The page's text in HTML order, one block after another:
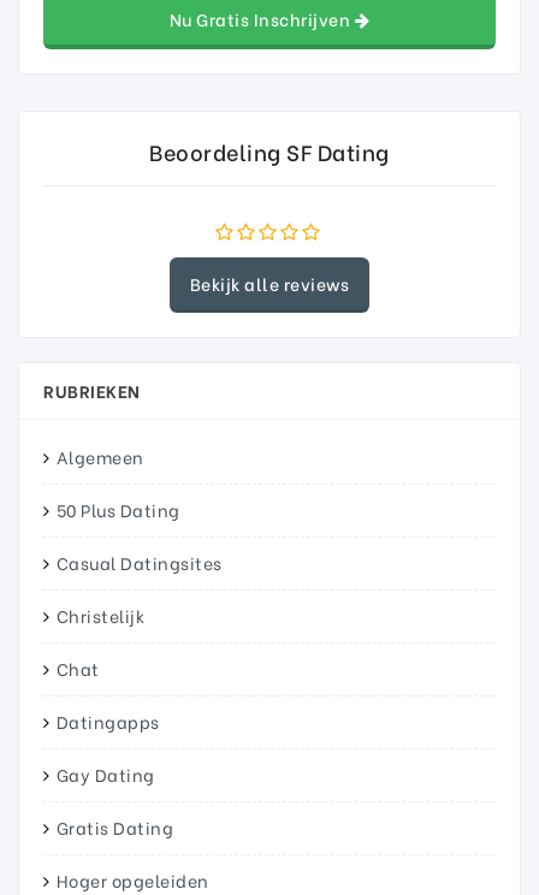
Nu Gratis Inschrijven
Beoordeling SF Dating
Bekijk alle reviews
RUBRIEKEN
Algemeen
50 Plus Dating
Casual Datingsites
Christelijk
Chat
Datingapps
Gay Dating
Gratis Dating
Hoger opgeleiden